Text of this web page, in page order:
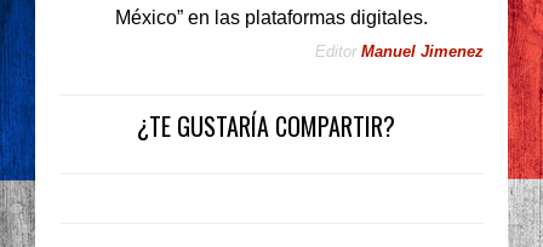
México” en las plataformas digitales.
Editor Manuel Jimenez
¿TE GUSTARÍA COMPARTIR?